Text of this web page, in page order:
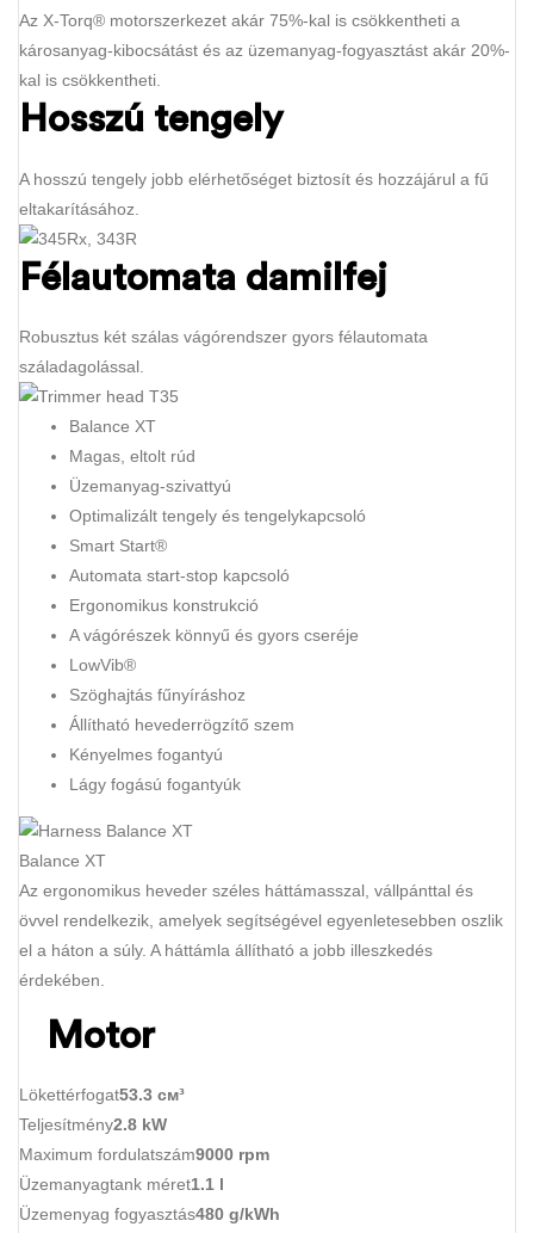
Az X-Torq® motorszerkezet akár 75%-kal is csökkentheti a
károsanyag-kibocsátást és az üzemanyag-fogyasztást akár 20%-
kal is csökkentheti.
Hosszú tengely
A hosszú tengely jobb elérhetőséget biztosít és hozzájárul a fű
eltakarításához.
Félautomata damilfej
Robusztus két szálas vágórendszer gyors félautomata
száladagolással.
Balance XT
Magas, eltolt rúd
Üzemanyag-szivattyú
Optimalizált tengely és tengelykapcsoló
Smart Start®
Automata start-stop kapcsoló
Ergonomikus konstrukció
A vágórészek könnyű és gyors cseréje
LowVib®
Szöghajtás fűnyíráshoz
Állítható hevederrögzítő szem
Kényelmes fogantyú
Lágy fogású fogantyúk
Balance XT
Az ergonomikus heveder széles háttámasszal, vállpánttal és
övvel rendelkezik, amelyek segítségével egyenletesebben oszlik
el a háton a súly. A háttámla állítható a jobb illeszkedés
érdekében.
Motor
Lökettérfogat53.3 см³
Teljesítmény2.8 kW
Maximum fordulatszám9000 rpm
Üzemanyagtank méret1.1 l
Üzemenyag fogyasztás480 g/kWh